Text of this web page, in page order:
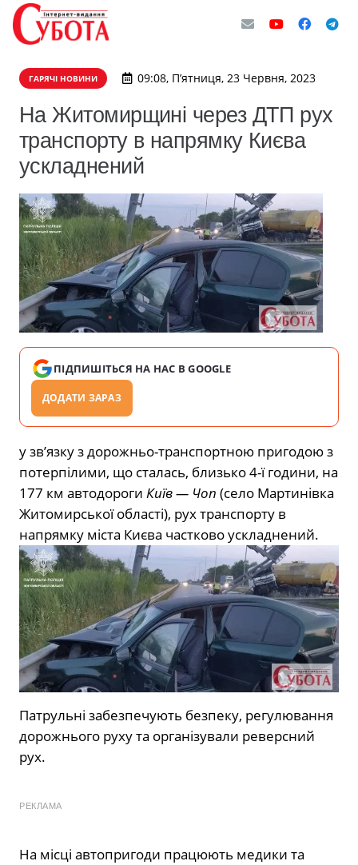
ГАРЯЧІ НОВИНИ 09:08, П’ятниця, 23 Червня, 2023
На Житомирщині через ДТП рух
транспорту в напрямку Києва
ускладнений
ПІДПИШІТЬСЯ НА НАС В GOOGLE
ДОДАТИ ЗАРАЗ
у зв’язку з дорожньо-транспортною пригодою з
потерпілими, що сталась, близько 4-ї години, на
177 км автодороги Київ — Чоп (село Мартинівка
Житомирської області), рух транспорту в
напрямку міста Києва частково ускладнений.
Патрульні забезпечують безпеку, регулювання
дорожнього руху та організували реверсний
рух.
РЕКЛАМА
На місці автопригоди працюють медики та